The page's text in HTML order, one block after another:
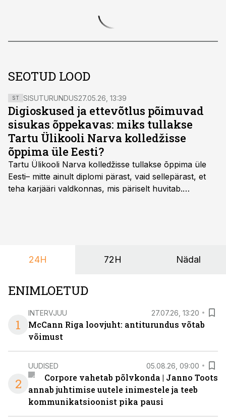
SEOTUD LOOD
ST SISUTURUNDUS27.05.26, 13:39
Digioskused ja ettevõtlus põimuvad
sisukas õppekavas: miks tullakse
Tartu Ülikooli Narva kolledžisse
õppima üle Eesti?
Tartu Ülikooli Narva kolledžisse tullakse õppima üle
Eesti– mitte ainult diplomi pärast, vaid sellepärast, et
teha karjääri valdkonnas, mis päriselt huvitab.
24H 72H Nädal
ENIMLOETUD
1
INTERVJUU 27.07.26, 13:20
McCann Riga loovjuht: antiturundus võtab
võimust
2
UUDISED 05.08.26, 09:00
Corpore vahetab põlvkonda | Janno Toots
annab juhtimise uutele inimestele ja teeb
kommunikatsioonist pika pausi